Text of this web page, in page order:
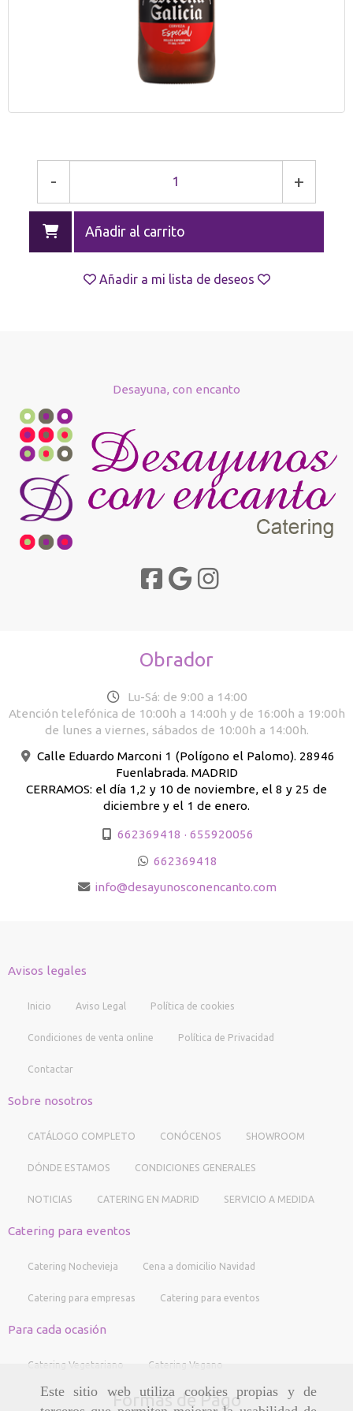
Este sitio web utiliza cookies propias y de
- +
Añadir al carrito
Añadir a mi lista de deseos
Desayuna, con encanto
Obrador
Lu-Sá: de 9:00 a 14:00
Atención telefónica de 10:00h a 14:00h y de 16:00h a 19:00h
de lunes a viernes, sábados de 10:00h a 14:00h.
Calle Eduardo Marconi 1 (Polígono el Palomo). 28946
Fuenlabrada. MADRID
CERRAMOS: el día 1,2 y 10 de noviembre, el 8 y 25 de
diciembre y el 1 de enero.
662369418 · 655920056
662369418
info
desayunosconencanto.com
Avisos legales
Inicio Aviso Legal Política de cookies
Condiciones de venta online Política de Privacidad
Contactar
Sobre nosotros
CATÁLOGO COMPLETO CONÓCENOS SHOWROOM
DÓNDE ESTAMOS CONDICIONES GENERALES
NOTICIAS CATERING EN MADRID SERVICIO A MEDIDA
Catering para eventos
Catering Nochevieja Cena a domicilio Navidad
Catering para empresas Catering para eventos
Para cada ocasión
Catering Vegetariano Catering Vegano
Formas de Pago